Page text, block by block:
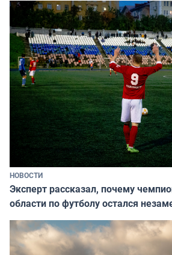
НОВОСТИ
Эксперт рассказал, почему
области по футболу остался